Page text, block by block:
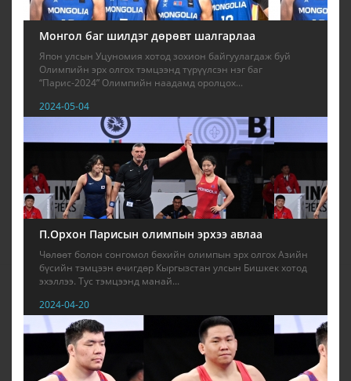
Монгол баг шилдэг дөрөвт шалгарлаа
Япон улсын Уцуномия хотод зохион байгуулагдаж буй
Олимпийн эрх олгох тэмцээнд түрүүлсэн нэг баг
“Парис-2024” Олимпийн наадамд оролцох...
2024-05-04
П.Орхон Парисын олимпын эрхээ авлаа
Чөлөөт болон сонгомол бөхийн олимпын эрх олгох Азийн
бүсийн тэмцээн өчигдөр Кыргызстан улсын Бишкек хотод
эхэллээ. Тус тэмцээнд манай...
2024-04-20